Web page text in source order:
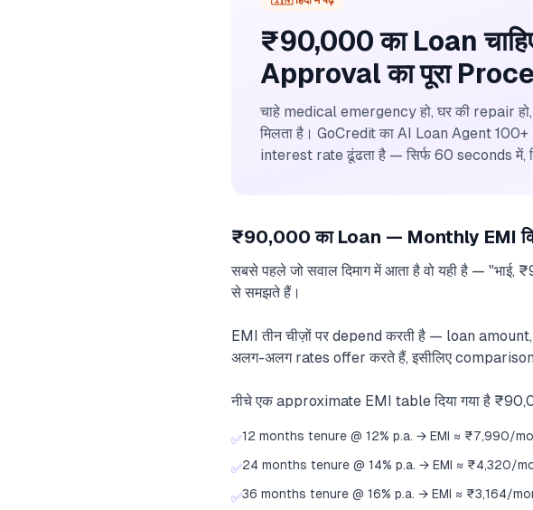
₹90,000 का Loan
Approval का पूरा
चाहे medical emergency हो, घर की repair
मिलता है। GoCredit का AI Loan Agent
interest rate ढूंढता है — सिर्फ 60 seconds में,
₹90,000 का Loan — Monthly EMI
सबसे पहले जो सवाल दिमाग में आता है वो यही है — "भाई,
से समझते हैं।
EMI तीन चीज़ों पर depend करती है — loan
अलग-अलग rates offer करते हैं, इसीलिए comparison
नीचे एक approximate EMI table दिया गया है
✅12 months tenure @ 12% p.a. → EMI ≈ ₹7,990/
✅24 months tenure @ 14% p.a. → EMI ≈ ₹4,320/
✅36 months tenure @ 16% p.a. → EMI ≈ ₹3,164/